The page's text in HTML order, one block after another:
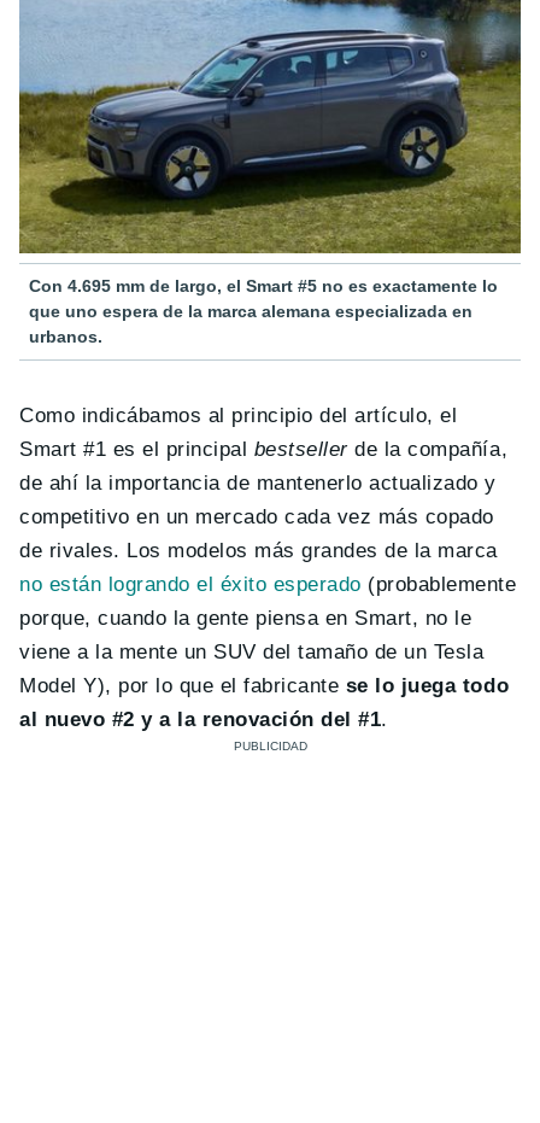
Con 4.695 mm de largo, el Smart #5 no es exactamente lo
que uno espera de la marca alemana especializada en
urbanos.
Como indicábamos al principio del artículo, el
Smart #1 es el principal bestsellerde la compañía,
de ahí la importancia de mantenerlo actualizado y
competitivo en un mercado cada vez más copado
de rivales. Los modelos más grandes de la marca
no están logrando el éxito esperado (probablemente
porque, cuando la gente piensa en Smart, no le
viene a la mente un SUV del tamaño de un Tesla
Model Y), por lo que el fabricante se lo juega todo
al nuevo #2 y a la renovación del #1.